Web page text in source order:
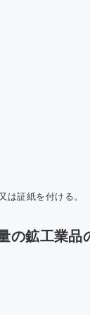
は証紙を付ける。
の鉱工業品